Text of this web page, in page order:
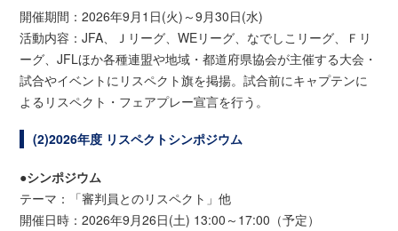
開催期間：2026年9月1日(火)～9月30日(水)
活動内容：JFA、Ｊリーグ、WEリーグ、なでしこリーグ、Ｆリ
ーグ、JFLほか各種連盟や地域・都道府県協会が主催する大会・
試合やイベントにリスペクト旗を掲揚。試合前にキャプテンに
よるリスペクト・フェアプレー宣言を行う。
(2)2026年度 リスペクトシンポジウム
●シンポジウム
テーマ：「審判員とのリスペクト」他
開催日時：2026年9月26日(土) 13:00～17:00（予定）